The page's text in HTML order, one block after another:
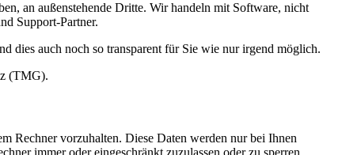
an außenstehende Dritte. Wir handeln mit Software, nicht
Support-Partner.
dies auch noch so transparent für Sie wie nur irgend möglich.
(TMG).
Rechner vorzuhalten. Diese Daten werden nur bei Ihnen
immer oder eingeschränkt zuzulassen oder zu sperren.